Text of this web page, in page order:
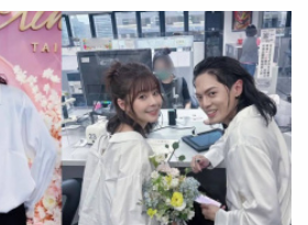
研究提到血液循環會比較快，心
，讓哈林睜大眼說「原來這不是迷
」。哈林也問高雋雅、鳳小岳兩人看
害羞經驗，表示自己過去與友人切磋
「見紅」，跟朋友打麻將就會贏
，直說「我在試圖理解這個」；哈
你越不相信？」素來很有個性的鳳
骨，但是我又遵循自然」，也認為